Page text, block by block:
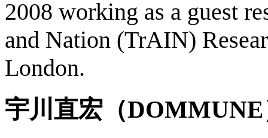
2008 working as a guest
and Nation (TrAIN)
London.
宇川直宏 （